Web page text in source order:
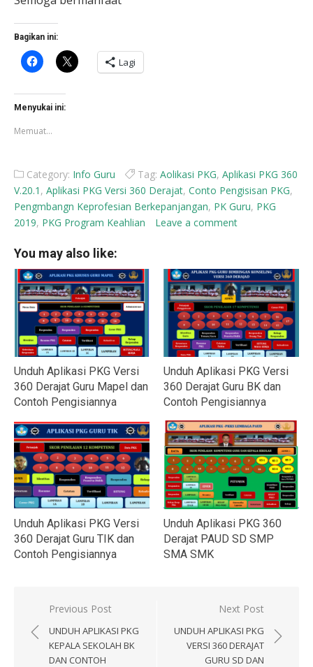
Bagikan ini:
Klik
untuk
Facebook(Membuka
di
jendela
baru)
Klik
untuk
berbagi
Lagi
Menyukai ini:
Memuat...
Category: Info Guru Tag: Aolikasi PKG, Aplikasi PKG 360
V.20.1 , Aplikasi PKG Versi 360 Derajat, Conto Pengisisan PKG,
Pengmbangn Keprofesian Berkepanjangan, PK Guru, PKG
2019, PKG Program Keahlian Leave a comment
You may also like:
Unduh Aplikasi PKG Versi
360 Derajat Guru Mapel dan
Contoh Pengisiannya
Unduh Aplikasi PKG Versi
360 Derajat Guru BK dan
Contoh Pengisiannya
Unduh Aplikasi PKG Versi
360 Derajat Guru TIK dan
Contoh Pengisiannya
Unduh Aplikasi PKG 360
Derajat PAUD SD SMP
SMA SMK
Navigasi
pos
Previous Post
UNDUH APLIKASI PKG
KEPALA SEKOLAH BK
DAN CONTOH
Next Post
UNDUH APLIKASI PKG
VERSI 360 DERAJAT
GURU SD DAN